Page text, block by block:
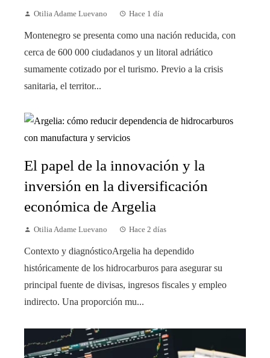
Otilia Adame Luevano Hace 1 día
Montenegro se presenta como una nación reducida, con
cerca de 600 000 ciudadanos y un litoral adriático
sumamente cotizado por el turismo. Previo a la crisis
sanitaria, el territor...
El papel de la innovación y la
inversión en la diversificación
económica de Argelia
Otilia Adame Luevano Hace 2 días
Contexto y diagnósticoArgelia ha dependido
históricamente de los hidrocarburos para asegurar su
principal fuente de divisas, ingresos fiscales y empleo
indirecto. Una proporción mu...